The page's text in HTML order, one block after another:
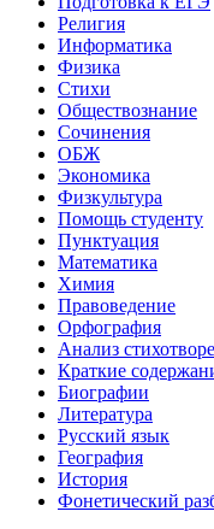
Религия
Информатика
Физика
Стихи
Обществознание
Сочинения
ОБЖ
Экономика
Физкультура
Помощь студенту
Пунктуация
Математика
Химия
Правоведение
Орфография
Анализ
Краткие
Биографии
Литература
Русский язык
География
История
Фонетический